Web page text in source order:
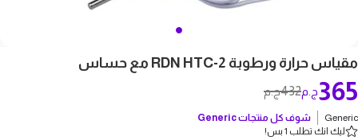
مقياس حرارة ورطوبة RDN HTC-2 مع حساس
432ج.م 365ج.م
Generic شوف كل منتجاتGeneric
ليك انك تطلب 1 بس!